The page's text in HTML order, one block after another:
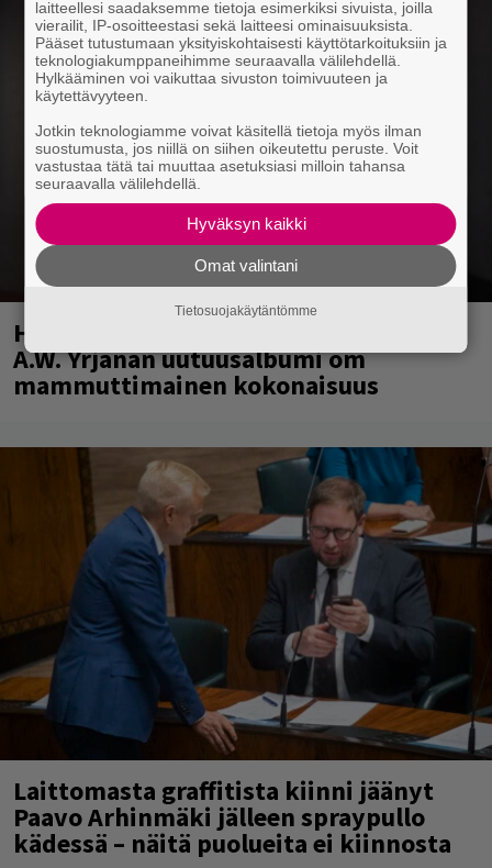
Huomenna se ilmestyy – CMX:stä tutun
A.W. Yrjänän uutuusalbumi om
mammuttimainen kokonaisuus
Laittomasta graffitista kiinni jäänyt
Paavo Arhinmäki jälleen spraypullo
kädessä – näitä puolueita ei kiinnosta
laitteellesi saadaksemme tietoja esimerkiksi sivuista, joilla
vierailit, IP-osoitteestasi sekä laitteesi ominaisuuksista.
Pääset tutustumaan yksityiskohtaisesti käyttötarkoituksiin ja
teknologiakumppaneihimme seuraavalla välilehdellä.
Hylkääminen voi vaikuttaa sivuston toimivuuteen ja
käytettävyyteen.
Jotkin teknologiamme voivat käsitellä tietoja myös ilman
suostumusta, jos niillä on siihen oikeutettu peruste. Voit
vastustaa tätä tai muuttaa asetuksiasi milloin tahansa
seuraavalla välilehdellä.
Hyväksyn kaikki
Omat valintani
Tietosuojakäytäntömme